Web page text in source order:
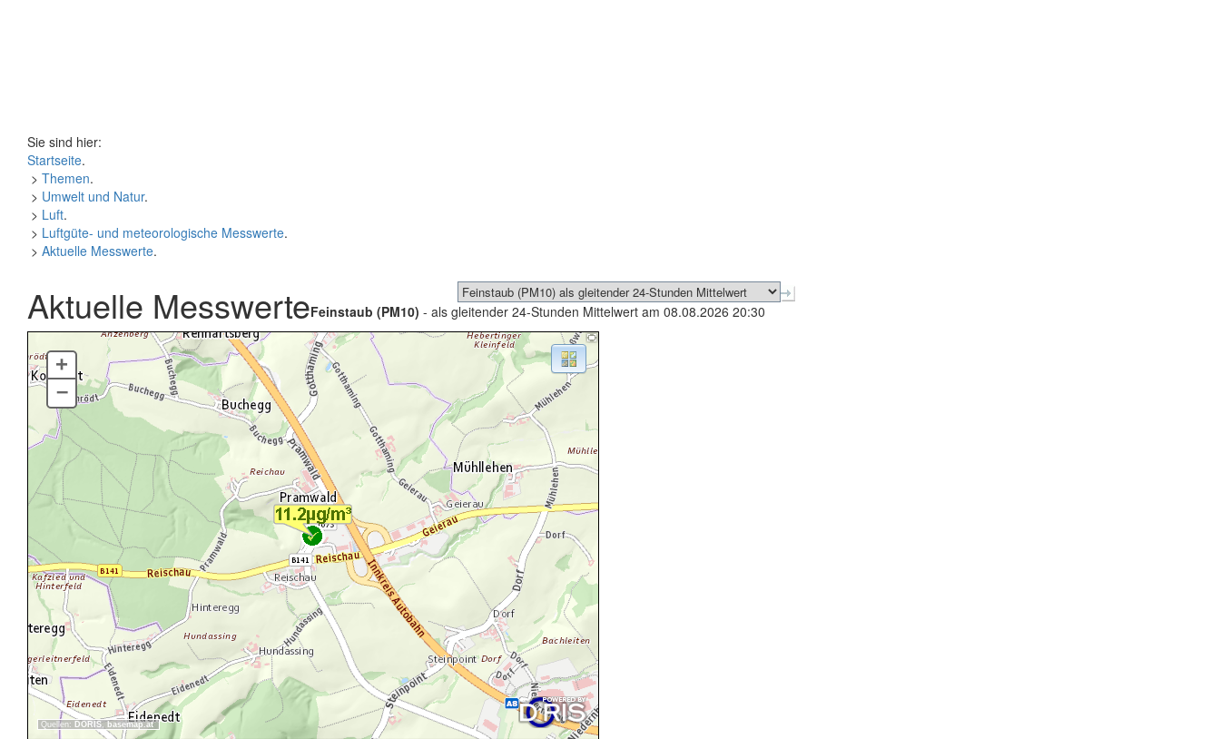
Sie sind hier:
Startseite.
> Themen.
> Umwelt und Natur.
> Luft.
> Luftgüte- und meteorologische Messwerte.
> Aktuelle Messwerte.
Aktuelle MesswerteFeinstaub (PM10) - als gleitender 24-Stunden Mittelwert am 08.08.2026 20:30
Quellen: DORIS, basemap.at
+
–